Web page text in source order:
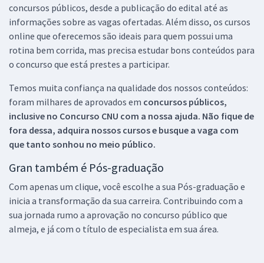
concursos públicos, desde a publicação do edital até as
informações sobre as vagas ofertadas. Além disso, os cursos
online que oferecemos são ideais para quem possui uma
rotina bem corrida, mas precisa estudar bons conteúdos para
o concurso que está prestes a participar.
Temos muita confiança na qualidade dos nossos conteúdos:
foram milhares de aprovados em concursos públicos,
inclusive no Concurso CNU com a nossa ajuda. Não fique de
fora dessa, adquira nossos cursos e busque a vaga com
que tanto sonhou no meio público.
Gran também é Pós-graduação
Com apenas um clique, você escolhe a sua Pós-graduação e
inicia a transformação da sua carreira. Contribuindo com a
sua jornada rumo a aprovação no concurso público que
almeja, e já com o título de especialista em sua área.